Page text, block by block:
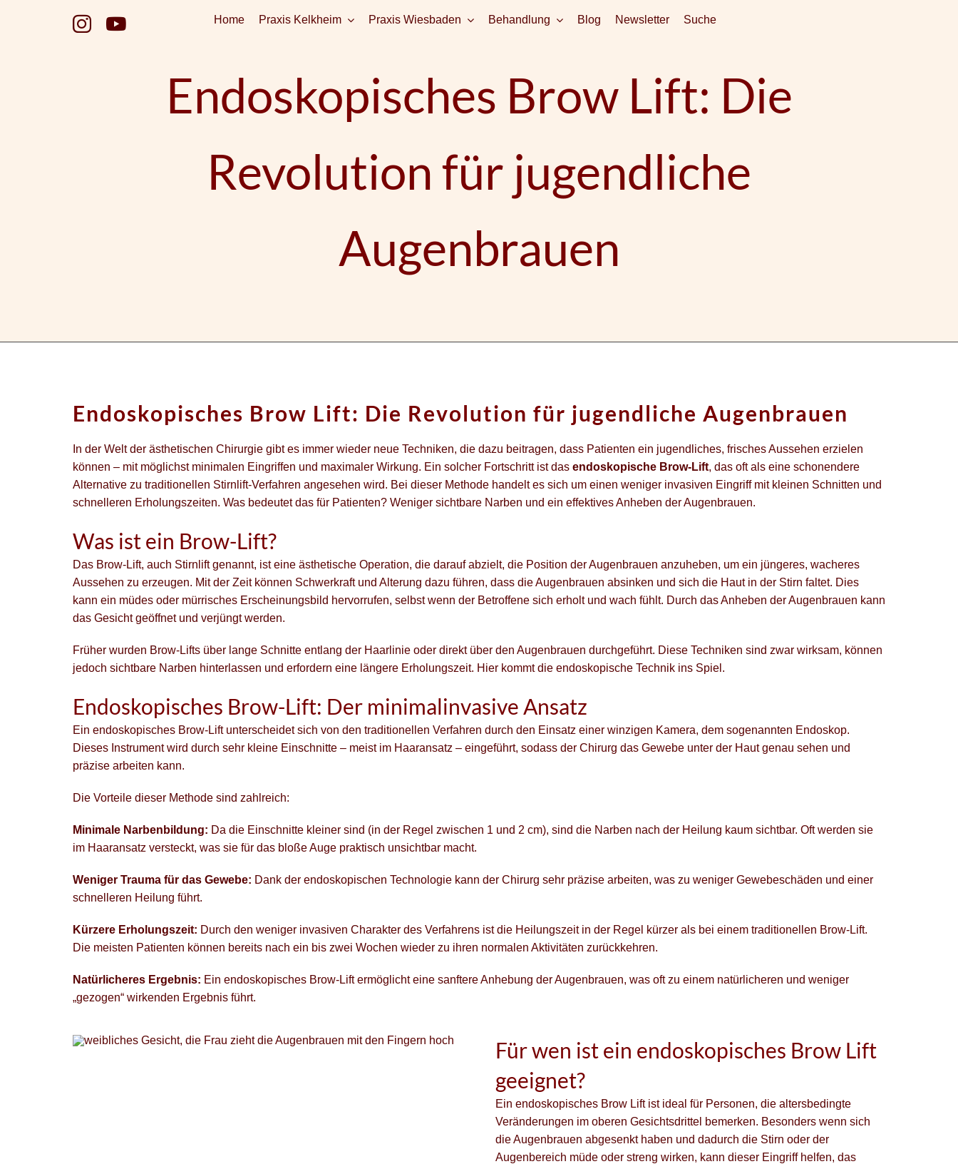
Home Praxis Kelkheim Praxis Wiesbaden Behandlung Blog Newsletter Suche
Endoskopisches Brow Lift: Die
Revolution für jugendliche
Augenbrauen
Endoskopisches Brow Lift: Die Revolution für jugendliche Augenbrauen
In der Welt der ästhetischen Chirurgie gibt es immer wieder neue Techniken, die dazu beitragen, dass Patienten ein jugendliches, frisches Aussehen erzielen
können – mit möglichst minimalen Eingriffen und maximaler Wirkung. Ein solcher Fortschritt ist das endoskopische Brow-Lift, das oft als eine schonendere
Alternative zu traditionellen Stirnlift-Verfahren angesehen wird. Bei dieser Methode handelt es sich um einen weniger invasiven Eingriff mit kleinen Schnitten und
schnelleren Erholungszeiten. Was bedeutet das für Patienten? Weniger sichtbare Narben und ein effektives Anheben der Augenbrauen.
Was ist ein Brow-Lift?
Das Brow-Lift, auch Stirnlift genannt, ist eine ästhetische Operation, die darauf abzielt, die Position der Augenbrauen anzuheben, um ein jüngeres, wacheres
Aussehen zu erzeugen. Mit der Zeit können Schwerkraft und Alterung dazu führen, dass die Augenbrauen absinken und sich die Haut in der Stirn faltet. Dies
kann ein müdes oder mürrisches Erscheinungsbild hervorrufen, selbst wenn der Betroffene sich erholt und wach fühlt. Durch das Anheben der Augenbrauen kann
das Gesicht geöffnet und verjüngt werden.
Früher wurden Brow-Lifts über lange Schnitte entlang der Haarlinie oder direkt über den Augenbrauen durchgeführt. Diese Techniken sind zwar wirksam, können
jedoch sichtbare Narben hinterlassen und erfordern eine längere Erholungszeit. Hier kommt die endoskopische Technik ins Spiel.
Endoskopisches Brow-Lift: Der minimalinvasive Ansatz
Ein endoskopisches Brow-Lift unterscheidet sich von den traditionellen Verfahren durch den Einsatz einer winzigen Kamera, dem sogenannten Endoskop.
Dieses Instrument wird durch sehr kleine Einschnitte – meist im Haaransatz – eingeführt, sodass der Chirurg das Gewebe unter der Haut genau sehen und
präzise arbeiten kann.
Die Vorteile dieser Methode sind zahlreich:
Minimale Narbenbildung: Da die Einschnitte kleiner sind (in der Regel zwischen 1 und 2 cm), sind die Narben nach der Heilung kaum sichtbar. Oft werden sie
im Haaransatz versteckt, was sie für das bloße Auge praktisch unsichtbar macht.
Weniger Trauma für das Gewebe: Dank der endoskopischen Technologie kann der Chirurg sehr präzise arbeiten, was zu weniger Gewebeschäden und einer
schnelleren Heilung führt.
Kürzere Erholungszeit: Durch den weniger invasiven Charakter des Verfahrens ist die Heilungszeit in der Regel kürzer als bei einem traditionellen Brow-Lift.
Die meisten Patienten können bereits nach ein bis zwei Wochen wieder zu ihren normalen Aktivitäten zurückkehren.
Natürlicheres Ergebnis: Ein endoskopisches Brow-Lift ermöglicht eine sanftere Anhebung der Augenbrauen, was oft zu einem natürlicheren und weniger
„gezogen“ wirkenden Ergebnis führt.
Für wen ist ein endoskopisches Brow Lift
geeignet?
Ein endoskopisches Brow Lift ist ideal für Personen, die altersbedingte
Veränderungen im oberen Gesichtsdrittel bemerken. Besonders wenn sich
die Augenbrauen abgesenkt haben und dadurch die Stirn oder der
Augenbereich müde oder streng wirken, kann dieser Eingriff helfen, das